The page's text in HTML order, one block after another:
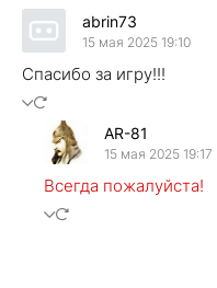
abrin73
15 мая 2025 19:10
Спасибо за игру!!!
AR-81
15 мая 2025 19:17
Всегда пожалуйста!